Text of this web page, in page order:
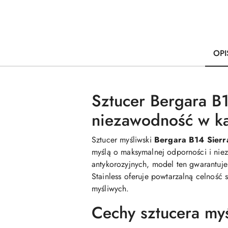
Sztucer Bergara
niezawodność w
Sztucer myśliwski Bergara B14
myślą o maksymalnej odporności i
antykorozyjnych, model ten
Stainless oferuje powtarzalną celność
myśliwych.
Cechy sztucera